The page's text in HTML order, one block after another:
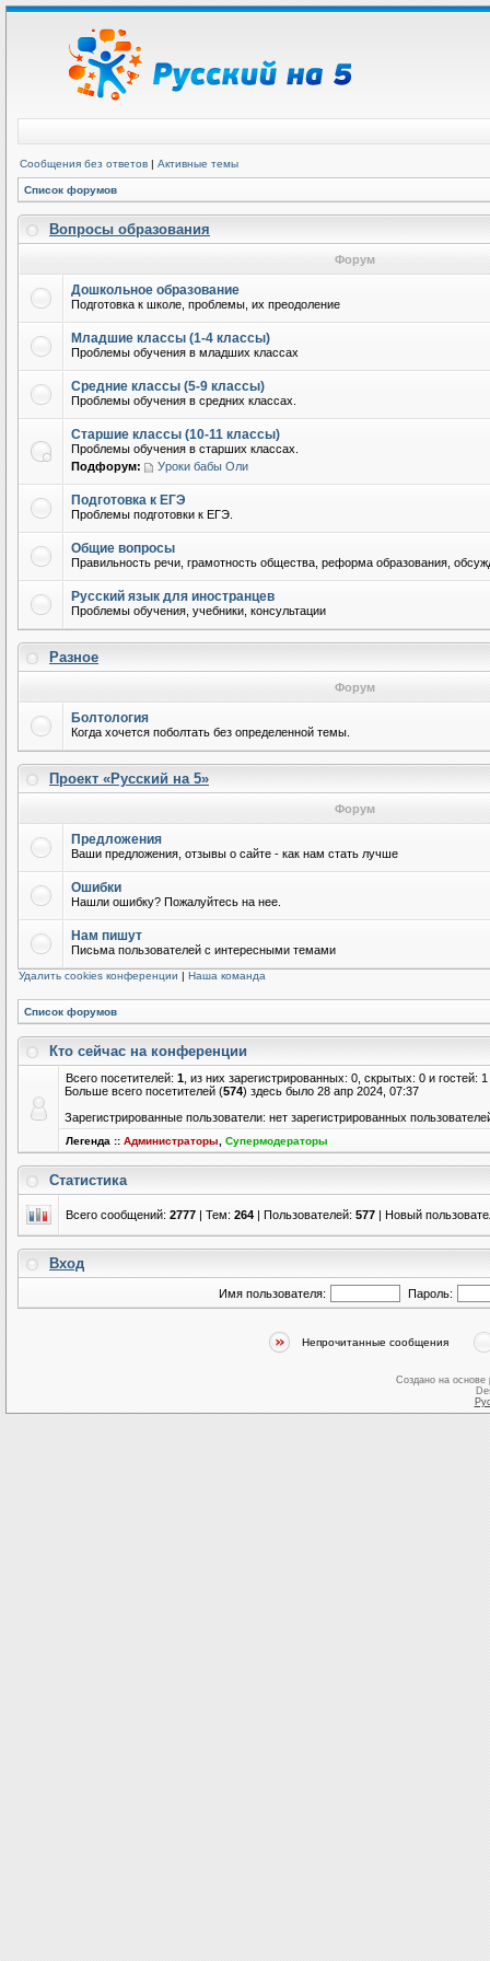
Сообщения без ответов | Активные темы
Список форумов
Вопросы образования
Форум
Дошкольное образование
Подготовка к школе, проблемы, их преодоление
Младшие классы (1-4 классы)
Проблемы обучения в младших классах
Средние классы (5-9 классы)
Проблемы обучения в средних классах.
Старшие классы (10-11 классы)
Проблемы обучения в старших классах.
Подфорум:
Уроки бабы Оли
Подготовка к ЕГЭ
Проблемы подготовки к ЕГЭ.
Общие вопросы
Правильность речи, грамотность общества, реформа образования,
Русский язык для иностранцев
Проблемы обучения, учебники, консультации
Разное
Форум
Болтология
Когда хочется поболтать без определенной темы.
Проект «Русский на 5»
Форум
Предложения
Ваши предложения, отзывы о сайте - как нам стать лучше
Ошибки
Нашли ошибку? Пожалуйтесь на нее.
Нам пишут
Письма пользователей с интересными темами
Удалить cookies конференции | Наша команда
Список форумов
Кто сейчас на конференции
Всего посетителей: 1 , из них зарегистрированных: 0, скрытых: 0 и
Больше всего посетителей (574) здесь было 28 апр 2024, 07:37
Зарегистрированные пользователи: нет зарегистрированных
Легенда :: Администраторы Супермодераторы
Статистика
Всего сообщений: 2777 | Тем: 264 | Пользователей: 577 | Новый
Вход
Имя пользователя: Пароль:
Непрочитанные сообщения
Создано на основе